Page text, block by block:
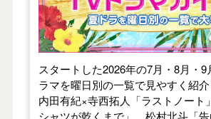
スタートした2026年の7月・8月・9
ラマを曜日別の一覧で見やすく紹介
内田有紀×寺西拓人「ラストノート